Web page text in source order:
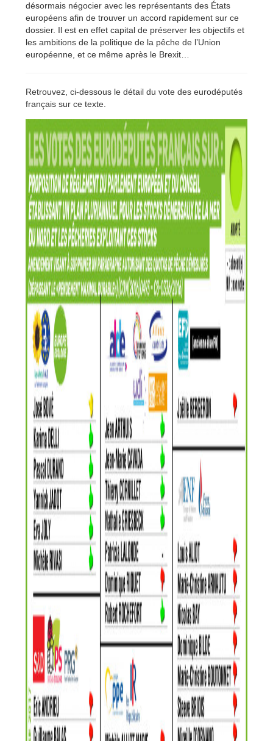
désormais négocier avec les représentants des États
européens afin de trouver un accord rapidement sur ce
dossier. Il est en effet capital de préserver les objectifs et
les ambitions de la politique de la pêche de l’Union
européenne, et ce même après le Brexit…
Retrouvez, ci-dessous le détail du vote des eurodéputés
français sur ce texte.